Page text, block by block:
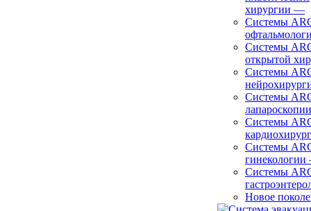
хирургии —
Системы
Системы
открытой
Системы
Системы
лапароскопии
Системы
Системы
гинекологии
Системы
Новое